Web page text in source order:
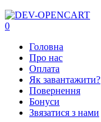
0
Головна
Про нас
Оплата
Як завантажити?
Повернення
Бонуси
Звязатися з нами